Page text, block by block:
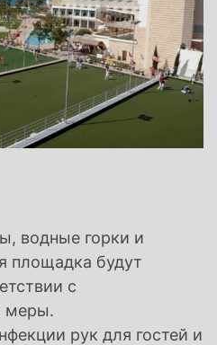
водные горки и
площадка будут
с
меры.
рук для гостей и